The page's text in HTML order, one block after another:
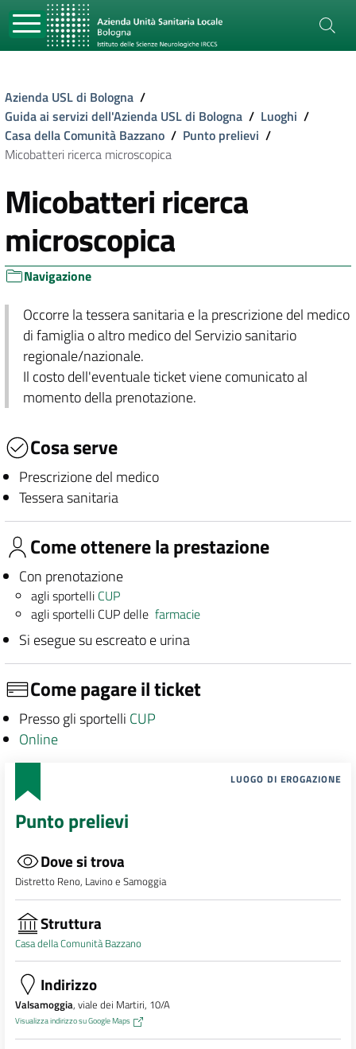
Azienda USL di Bologna /
Guida ai servizi dell'Azienda USL di Bologna / Luoghi /
Casa della Comunità Bazzano / Punto prelievi /
Micobatteri ricerca microscopica
Micobatteri ricerca
microscopica
Navigazione
Occorre la tessera sanitaria e la prescrizione del medico
di famiglia o altro medico del Servizio sanitario
regionale/nazionale.
Il costo dell'eventuale ticket viene comunicato al
momento della prenotazione.
Cosa serve
Prescrizione del medico
Tessera sanitaria
Come ottenere la prestazione
Con prenotazione
agli sportelli CUP
agli sportelli CUP dellefarmacie
Si esegue su escreato e urina
Come pagare il ticket
Presso gli sportelli CUP
Online
LUOGO DI EROGAZIONE
Punto prelievi
Dove si trova
Distretto Reno, Lavino e Samoggia
Struttura
Casa della Comunità Bazzano
Indirizzo
Valsamoggia, viale dei Martiri, 10/A
Visualizza indirizzo su Google Maps